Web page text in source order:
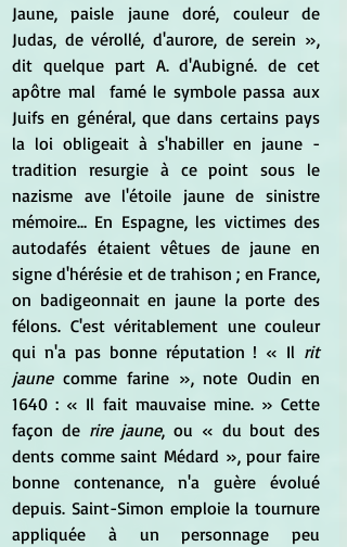
Jaune, paisle jaune doré, couleur de
Judas, de vérollé, d'aurore, de serein »,
dit quelque part A. d'Aubigné. de cet
apôtre mal  famé le symbole passa aux
Juifs en général, que dans certains pays
la loi obligeait à s'habiller en jaune -
tradition resurgie à ce point sous le
nazisme ave l'étoile jaune de sinistre
mémoire… En Espagne, les victimes des
autodafés étaient vêtues de jaune en
signe d'hérésie et de trahison ; en France,
on badigeonnait en jaune la porte des
félons. C'est véritablement une couleur
qui n'a pas bonne réputation ! « Il rit
jaune comme farine », note Oudin en
1640 : « Il fait mauvaise mine. » Cette
façon de rire jaune, ou « du bout des
dents comme saint Médard », pour faire
bonne contenance, n'a guère évolué
depuis. Saint-Simon emploie la tournure
appliquée à un personnage peu